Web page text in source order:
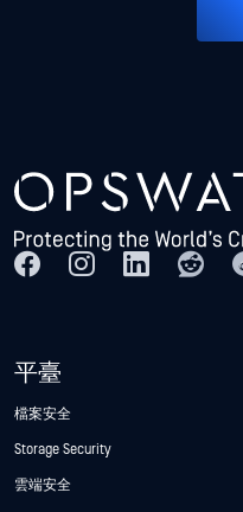
平臺
檔案安全
Storage Security
雲端安全